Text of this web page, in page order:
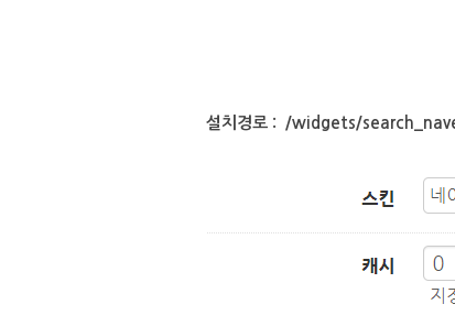
설치경로 : /widgets/